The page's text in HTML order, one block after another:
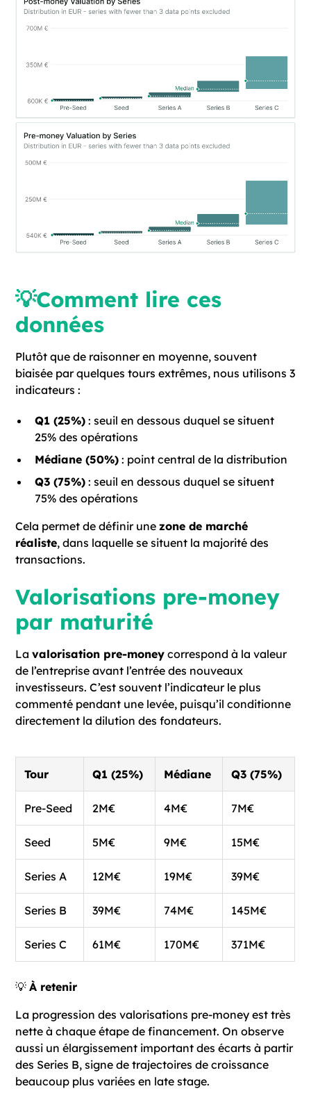
💡Comment lire ces
données
Plutôt que de raisonner en moyenne, souvent
biaisée par quelques tours extrêmes, nous utilisons 3
indicateurs :
Q1 (25%) : seuil en dessous duquel se situent
25% des opérations
Médiane (50%) : point central de la distribution
Q3 (75%) : seuil en dessous duquel se situent
75% des opérations
Cela permet de définir unezone de marché
réaliste, dans laquelle se situent la majorité des
transactions.
Valorisations pre-money
par maturité
Lavalorisation pre-money correspond à la valeur
de l’entreprise avant l’entrée des nouveaux
investisseurs. C’est souvent l’indicateur le plus
commenté pendant une levée, puisqu’il conditionne
directement la dilution des fondateurs.
Tour Q1 (25%) Médiane Q3 (75%)
Pre-Seed 2M€ 4M€ 7M€
Seed 5M€ 9M€ 15M€
Series A 12M€ 19M€ 39M€
Series B 39M€ 74M€ 145M€
Series C 61M€ 170M€ 371M€
💡À retenir
La progression des valorisations pre-money est très
nette à chaque étape de financement. On observe
aussi un élargissement important des écarts à partir
des Series B, signe de trajectoires de croissance
beaucoup plus variées en late stage.